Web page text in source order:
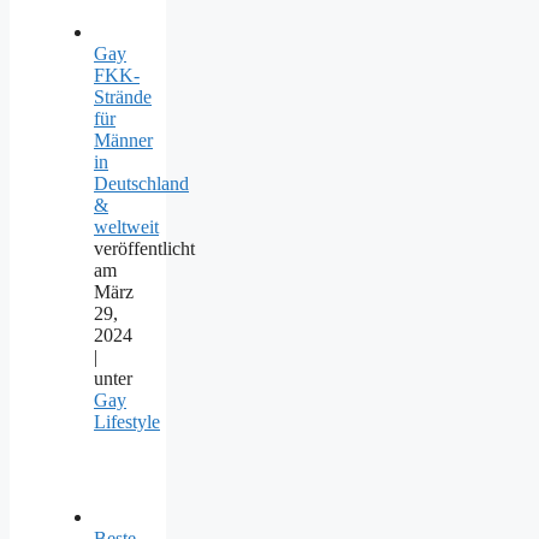
Gay
FKK-
Strände
für
Männer
in
Deutschland
&
weltweit
veröffentlicht
am
März
29,
2024
|
unter
Gay
Lifestyle